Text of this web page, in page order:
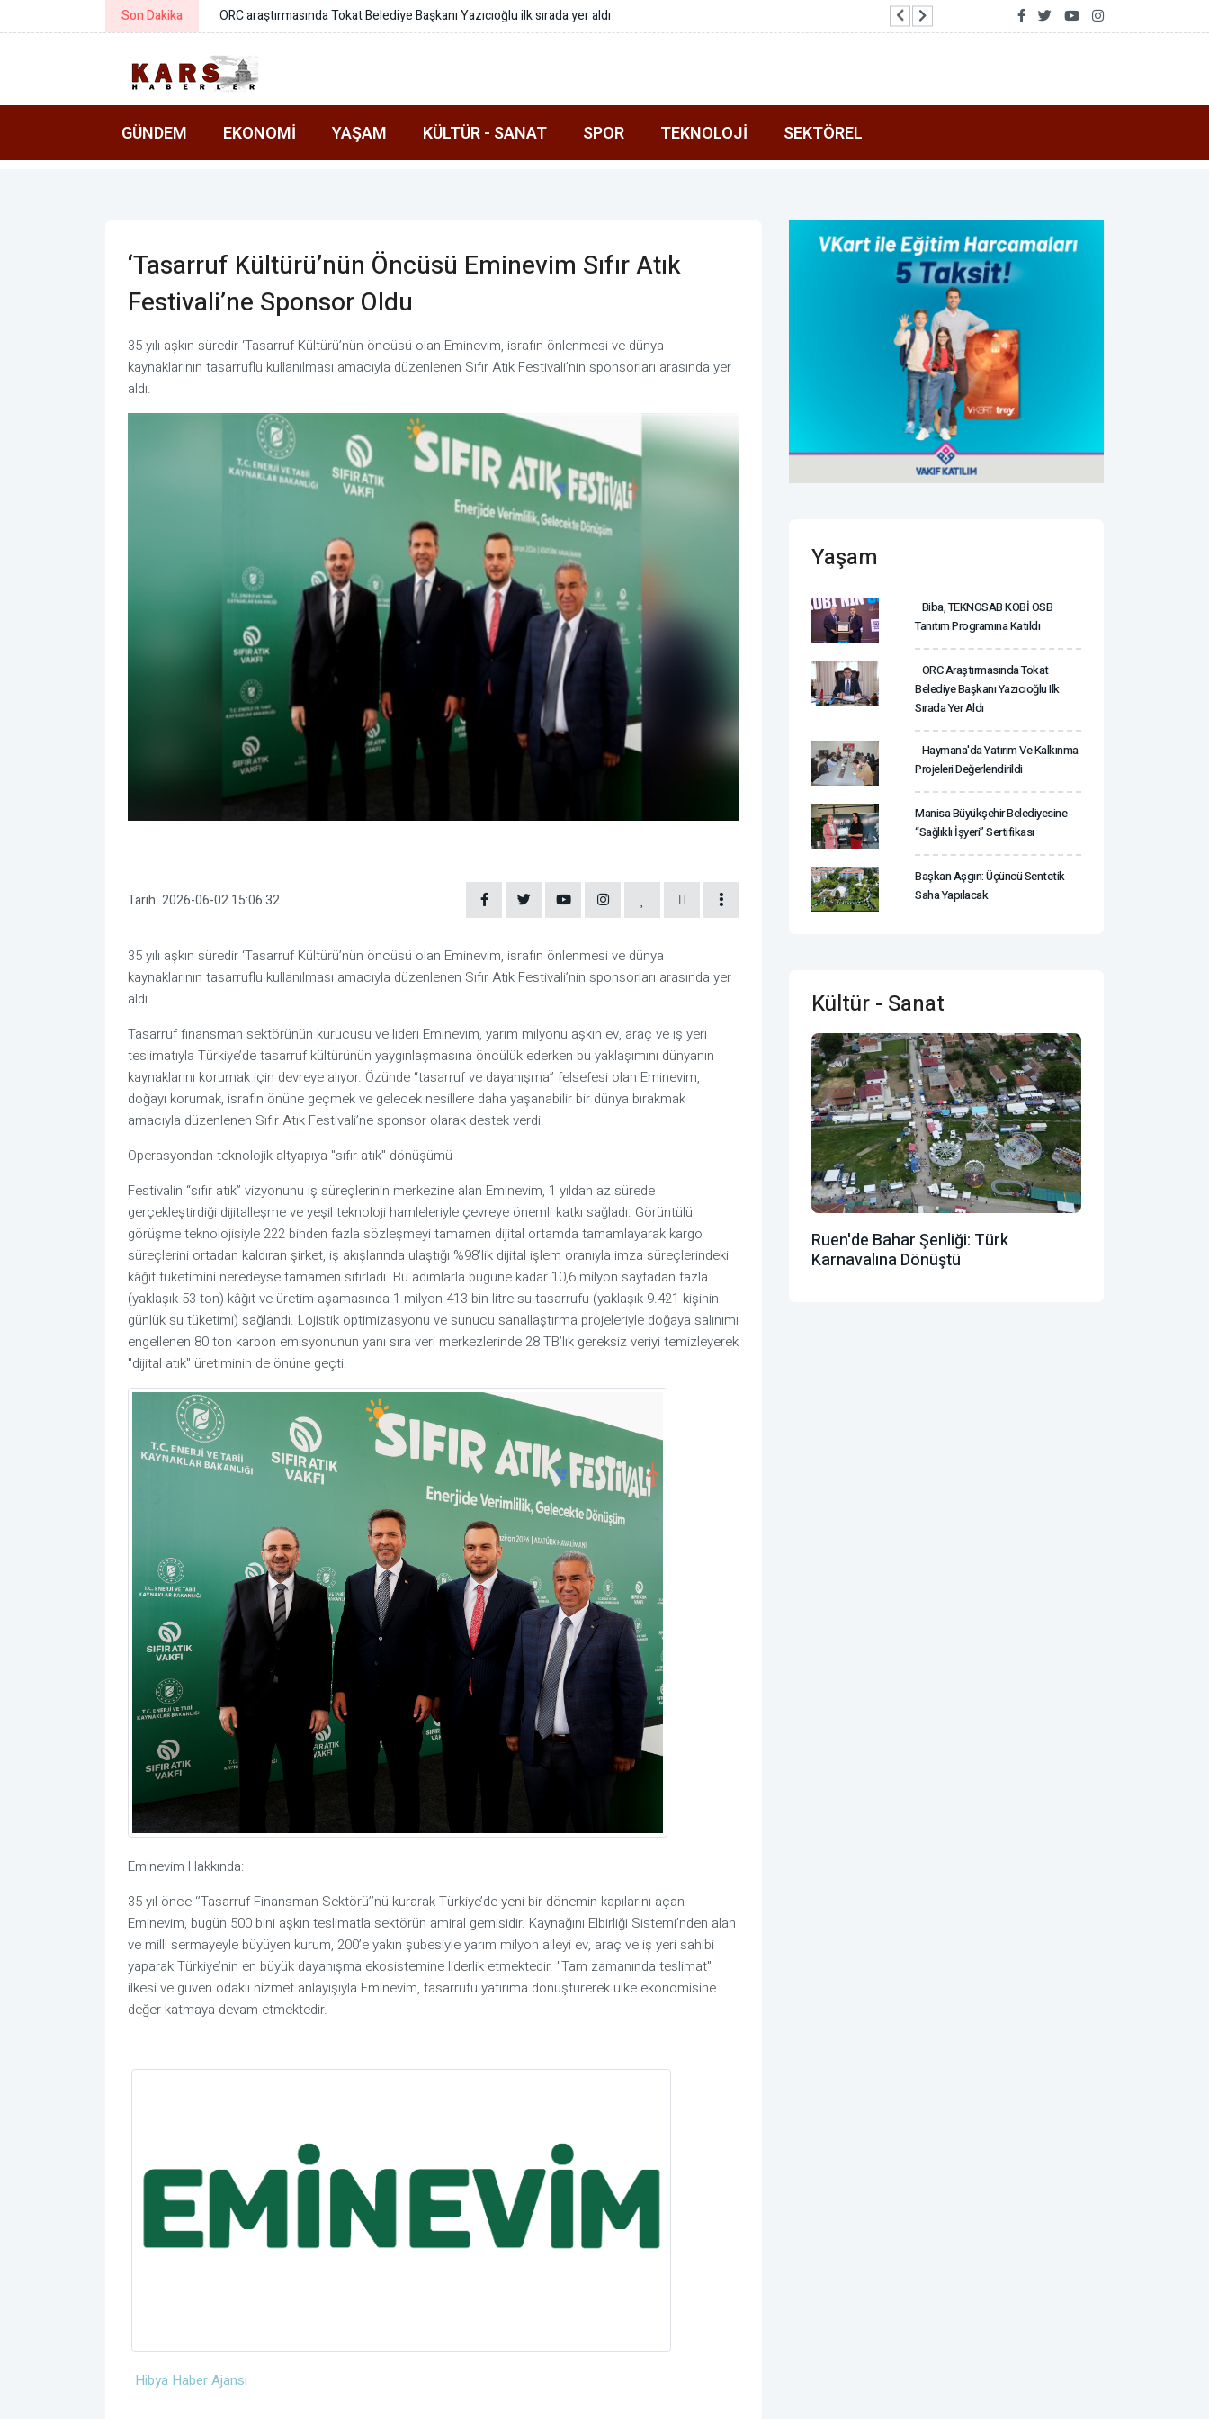
Son Dakika AFAD ile Gaziantep Büyükşehir Belediyesi arasında Deprem Müzesi protokolü imzalandı 2026 Air Badminton Türkiye Şampiyonası
GÜNDEM EKONOMI YAŞAM KÜLTÜR - SANAT SPOR TEKNOLOJI SEKTÖREL
‘Tasarruf Kültürü’nün Öncüsü Eminevim Sıfır Atık
Festivali’ne Sponsor Oldu
35 yılı aşkın süredir ‘Tasarruf Kültürü’nün öncüsü olan Eminevim, israfın önlenmesi ve dünya
kaynaklarının tasarruflu kullanılması amacıyla düzenlenen Sıfır Atık Festivali’nin sponsorları arasında yer
aldı.
Tarih: 2026-06-02 15:06:32
35 yılı aşkın süredir ‘Tasarruf Kültürü’nün öncüsü olan Eminevim, israfın önlenmesi ve dünya
kaynaklarının tasarruflu kullanılması amacıyla düzenlenen Sıfır Atık Festivali’nin sponsorları arasında yer
aldı.
Tasarruf finansman sektörünün kurucusu ve lideri Eminevim, yarım milyonu aşkın ev, araç ve iş yeri
teslimatıyla Türkiye’de tasarruf kültürünün yaygınlaşmasına öncülük ederken bu yaklaşımını dünyanın
kaynaklarını korumak için devreye alıyor. Özünde “tasarruf ve dayanışma” felsefesi olan Eminevim,
doğayı korumak, israfın önüne geçmek ve gelecek nesillere daha yaşanabilir bir dünya bırakmak
amacıyla düzenlenen Sıfır Atık Festivali’ne sponsor olarak destek verdi.
Operasyondan teknolojik altyapıya "sıfır atık" dönüşümü
Festivalin “sıfır atık” vizyonunu iş süreçlerinin merkezine alan Eminevim, 1 yıldan az sürede
gerçekleştirdiği dijitalleşme ve yeşil teknoloji hamleleriyle çevreye önemli katkı sağladı. Görüntülü
görüşme teknolojisiyle 222 binden fazla sözleşmeyi tamamen dijital ortamda tamamlayarak kargo
süreçlerini ortadan kaldıran şirket, iş akışlarında ulaştığı %98’lik dijital işlem oranıyla imza süreçlerindeki
kâğıt tüketimini neredeyse tamamen sıfırladı. Bu adımlarla bugüne kadar 10,6 milyon sayfadan fazla
(yaklaşık 53 ton) kâğıt ve üretim aşamasında 1 milyon 413 bin litre su tasarrufu (yaklaşık 9.421 kişinin
günlük su tüketimi) sağlandı. Lojistik optimizasyonu ve sunucu sanallaştırma projeleriyle doğaya salınımı
engellenen 80 ton karbon emisyonunun yanı sıra veri merkezlerinde 28 TB’lık gereksiz veriyi temizleyerek
"dijital atık" üretiminin de önüne geçti.
Eminevim Hakkında:
35 yıl önce ‘’Tasarruf Finansman Sektörü’’nü kurarak Türkiye’de yeni bir dönemin kapılarını açan
Eminevim, bugün 500 bini aşkın teslimatla sektörün amiral gemisidir. Kaynağını Elbirliği Sistemi’nden alan
ve milli sermayeyle büyüyen kurum, 200’e yakın şubesiyle yarım milyon aileyi ev, araç ve iş yeri sahibi
yaparak Türkiye’nin en büyük dayanışma ekosistemine liderlik etmektedir. "Tam zamanında teslimat"
ilkesi ve güven odaklı hizmet anlayışıyla Eminevim, tasarrufu yatırıma dönüştürerek ülke ekonomisine
değer katmaya devam etmektedir.
Hibya Haber Ajansı
Yaşam
Biba, TEKNOSAB KOBİ OSB
Tanıtım Programına Katıldı
ORC Araştırmasında Tokat
Belediye Başkanı Yazıcıoğlu Ilk
Sırada Yer Aldı
Haymana'da Yatırım Ve Kalkınma
Projeleri Değerlendirildi
Manisa Büyükşehir Belediyesine
“Sağlıklı İşyeri” Sertifikası
Başkan Aşgın: Üçüncü Sentetik
Saha Yapılacak
Kültür - Sanat
Ruen'de Bahar Şenliği: Türk
Karnavalına Dönüştü